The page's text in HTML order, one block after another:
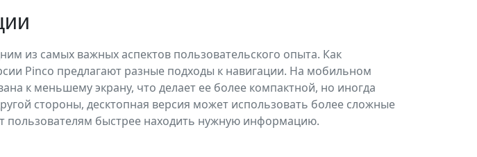
из самых важных аспектов пользовательского опыта. Как
Pinco предлагают разные подходы к навигации. На мобильном
к меньшему экрану, что делает ее более компактной, но иногда
стороны, десктопная версия может использовать более сложные
пользователям быстрее находить нужную информацию.